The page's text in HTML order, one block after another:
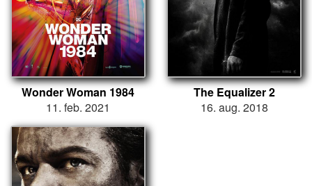
Wonder Woman 1984
11. feb. 2021
The Equalizer 2
16. aug. 2018